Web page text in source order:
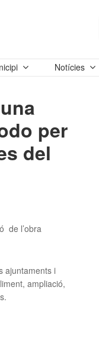
Notícies
per
del
de l’obra
ajuntaments i
ampliació,